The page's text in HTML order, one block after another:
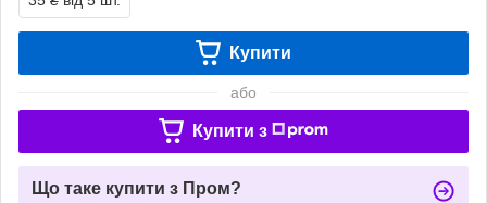
Купити
або
Купити з
Що таке купити з Пром?